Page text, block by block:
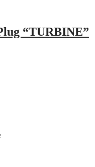
“TURBINE”